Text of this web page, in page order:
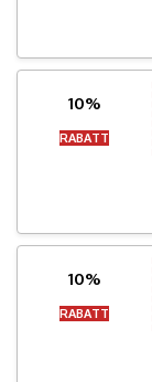
10%
RABATT
10%
RABATT